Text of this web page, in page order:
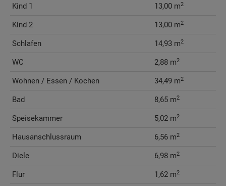
Kind 1 13,00 m2
Kind 2 13,00 m2
Schlafen 14,93 m2
WC 2,88 m2
Wohnen / Essen / Kochen 34,49 m2
Bad 8,65 m2
Speisekammer 5,02 m2
Hausanschlussraum 6,56 m2
Diele 6,98 m2
Flur 1,62 m2